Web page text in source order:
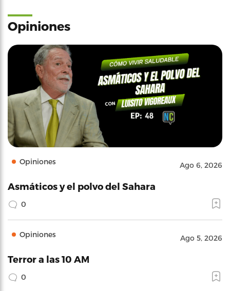
Opiniones
Opiniones Ago 6, 2026
Asmáticos y el polvo del Sahara
0
Opiniones Ago 5, 2026
Terror a las 10 AM
0